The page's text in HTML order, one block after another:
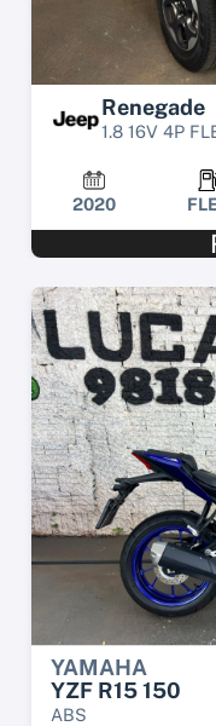
Renegade
1.8 16V 4P
2020
YAMAHA
YZF R15 150
ABS